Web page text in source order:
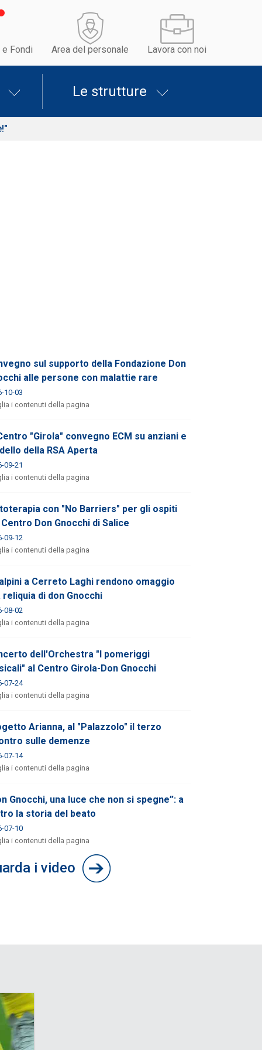
Fondi Area del personale Lavora con noi
Le strutture
sul supporto della Fondazione Don
alle persone con malattie rare
10-03
i contenuti della pagina
"Girola" convegno ECM su anziani e
della RSA Aperta
09-21
i contenuti della pagina
con "No Barriers" per gli ospiti
Don Gnocchi di Salice
09-12
i contenuti della pagina
a Cerreto Laghi rendono omaggio
reliquia di don Gnocchi
08-02
i contenuti della pagina
dell'Orchestra "I pomeriggi
al Centro Girola-Don Gnocchi
07-24
i contenuti della pagina
Arianna, al "Palazzolo" il terzo
sulle demenze
07-14
i contenuti della pagina
Gnocchi, una luce che non si spegne”: a
la storia del beato
07-10
i contenuti della pagina
i video